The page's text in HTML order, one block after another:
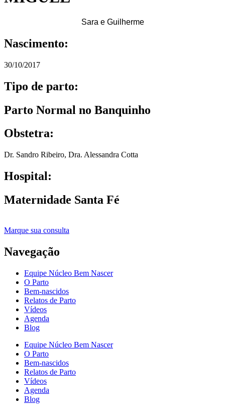
Sara e Guilherme
Nascimento:
30/10/2017
Tipo de parto:
Parto Normal no Banquinho
Obstetra:
Dr. Sandro Ribeiro, Dra. Alessandra Cotta
Hospital:
Maternidade Santa Fé
Marque sua consulta
Navegação
Equipe Núcleo Bem Nascer
O Parto
Bem-nascidos
Relatos de Parto
Vídeos
Agenda
Blog
Equipe Núcleo Bem Nascer
O Parto
Bem-nascidos
Relatos de Parto
Vídeos
Agenda
Blog